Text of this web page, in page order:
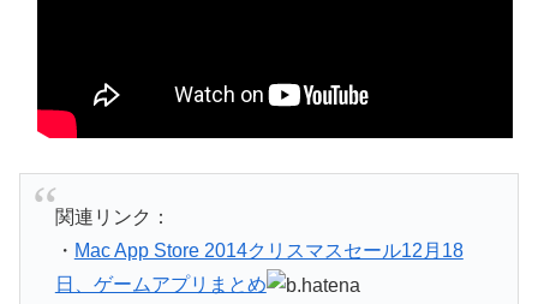
関連リンク：
・ Mac App Store 2014クリスマスセール12月18
日、ゲームアプリまとめ